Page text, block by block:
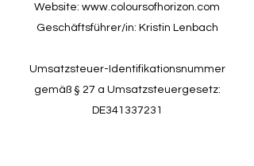
Website: www.coloursofhorizon.com
Geschäftsführer/in: Kristin Lenbach
Umsatzsteuer-Identifikationsnummer
gemäß § 27 a Umsatzsteuergesetz:
DE341337231